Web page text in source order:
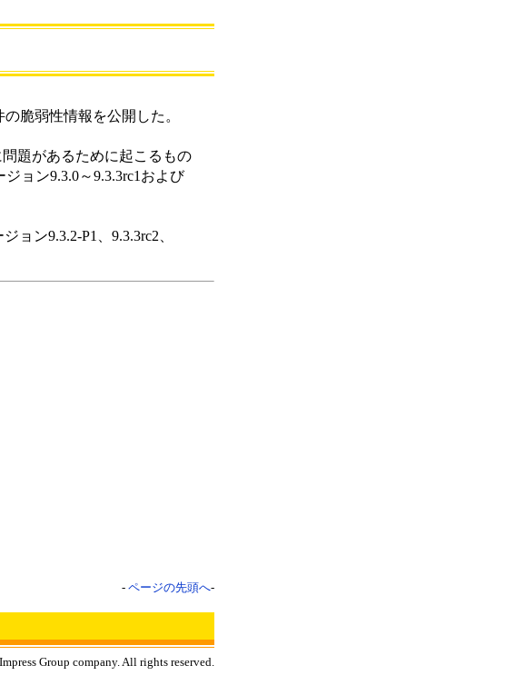
脆弱性情報を公開した。
題があるために起こるもの
ョン9.3.0～9.3.3rc1および
ョン9.3.2-P1、9.3.3rc2、
- ページの先頭へ-
Group company. All rights reserved.